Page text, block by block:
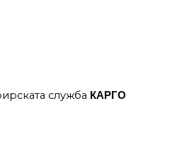
служба КАРГО